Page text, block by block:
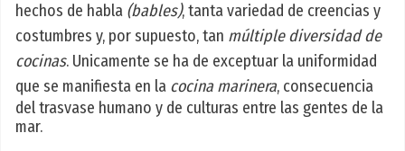
hechos de habla (bables), tanta variedad de creencias y
costumbres y, por supuesto, tan múltiple diversidad de
cocinas. Unicamente se ha de exceptuar la uniformidad
que se manifiesta en la cocina marinera, consecuencia
del trasvase humano y de culturas entre las gentes de la
mar.